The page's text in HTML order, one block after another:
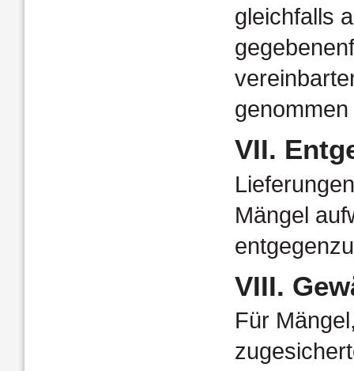
gleichfalls
VII.
Mängel
VIII.
Für